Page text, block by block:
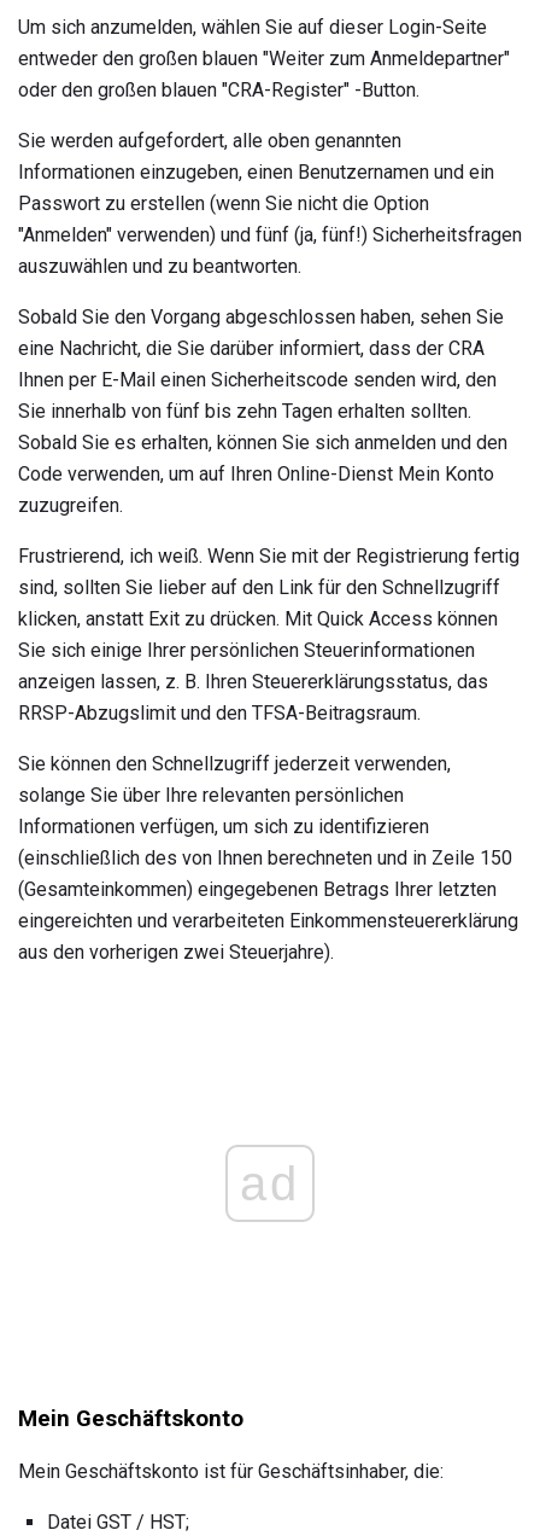
Um sich anzumelden, wählen Sie auf dieser Login-Seite
entweder den großen blauen "Weiter zum Anmeldepartner"
oder den großen blauen "CRA-Register" -Button.
Sie werden aufgefordert, alle oben genannten
Informationen einzugeben, einen Benutzernamen und ein
Passwort zu erstellen (wenn Sie nicht die Option
"Anmelden" verwenden) und fünf (ja, fünf!) Sicherheitsfragen
auszuwählen und zu beantworten.
Sobald Sie den Vorgang abgeschlossen haben, sehen Sie
eine Nachricht, die Sie darüber informiert, dass der CRA
Ihnen per E-Mail einen Sicherheitscode senden wird, den
Sie innerhalb von fünf bis zehn Tagen erhalten sollten.
Sobald Sie es erhalten, können Sie sich anmelden und den
Code verwenden, um auf Ihren Online-Dienst Mein Konto
zuzugreifen.
Frustrierend, ich weiß. Wenn Sie mit der Registrierung fertig
sind, sollten Sie lieber auf den Link für den Schnellzugriff
klicken, anstatt Exit zu drücken. Mit Quick Access können
Sie sich einige Ihrer persönlichen Steuerinformationen
anzeigen lassen, z. B. Ihren Steuererklärungsstatus, das
RRSP-Abzugslimit und den TFSA-Beitragsraum.
Sie können den Schnellzugriff jederzeit verwenden,
solange Sie über Ihre relevanten persönlichen
Informationen verfügen, um sich zu identifizieren
(einschließlich des von Ihnen berechneten und in Zeile 150
(Gesamteinkommen) eingegebenen Betrags Ihrer letzten
eingereichten und verarbeiteten Einkommensteuererklärung
aus den vorherigen zwei Steuerjahre).
ad
Mein Geschäftskonto
Mein Geschäftskonto ist für Geschäftsinhaber, die:
Datei GST / HST;